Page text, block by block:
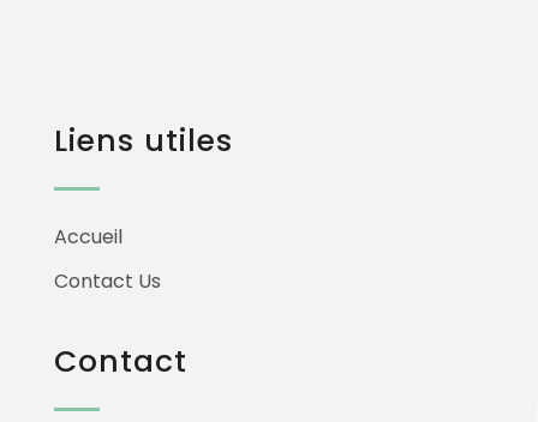
Liens utiles
Accueil
Contact Us
Contact